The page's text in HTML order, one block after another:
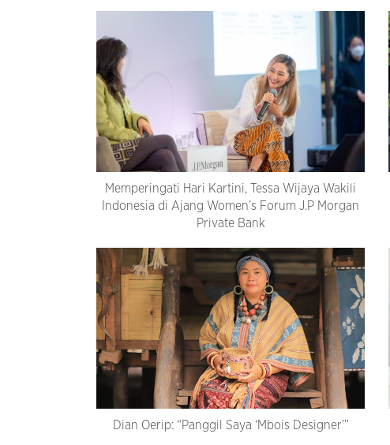
Memperingati Hari Kartini, Tessa Wijaya Wakili
Indonesia di Ajang Women’s Forum J.P Morgan
Private Bank
Dian Oerip: “Panggil Saya ‘Mbois Designer’”